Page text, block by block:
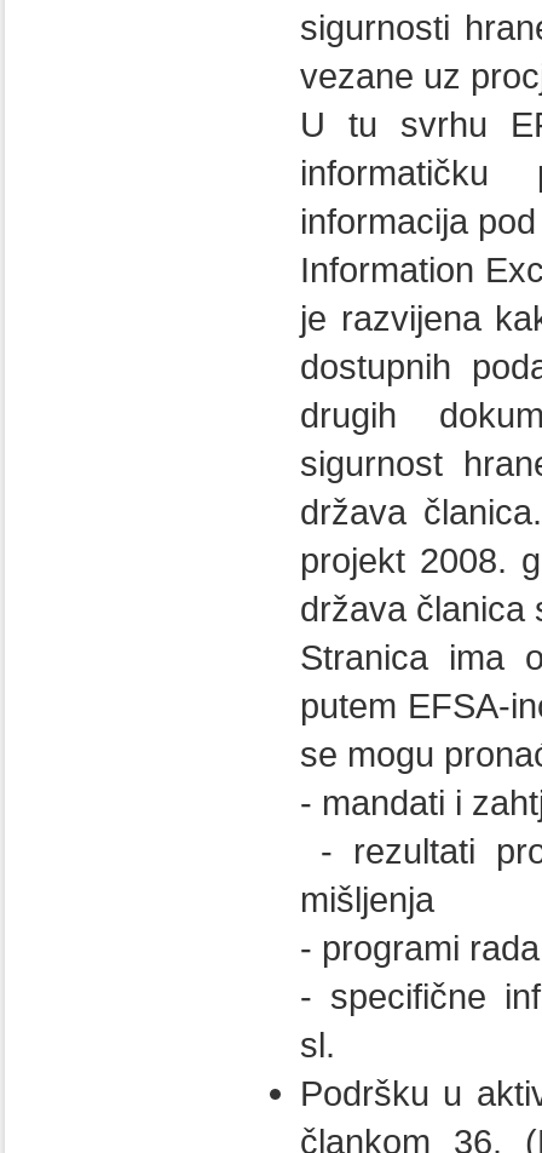
sigurnosti
vezane uz
U tu svrhu
informacija
Information
je razvijena
dostupnih
drugih
sigurnost
država
projekt 2008.
država
Stranica ima
putem EFSA-
se mogu
- mandati i
- rezultati
mišljenja
- programi
- specifične
sl.
Podršku u
člankom 36.